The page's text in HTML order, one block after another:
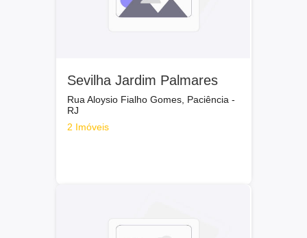
Sevilha Jardim Palmares
Rua Aloysio Fialho Gomes, Paciência -
RJ
2 Imóveis